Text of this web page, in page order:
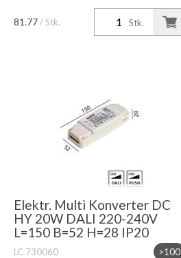
mA Konstantspannung bei 24V 700 /
900mA IP20, Dimmung mittels Push
Stk.
81.77 / Stk.
Elektr. Multi Konverter DC
HY 20W DALI 220-240V
L=150 B=52 H=28 IP20
>100
LC 730060